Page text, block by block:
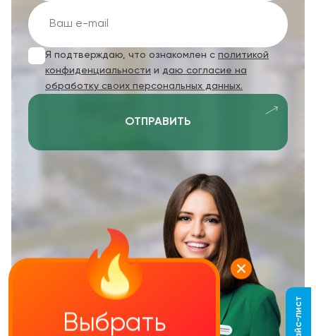
Я подтверждаю, что ознакомлен с политикой
конфиденциальности и даю согласие на
обработку своих персональных данных.
ОТПРАВИТЬ
Выбрать